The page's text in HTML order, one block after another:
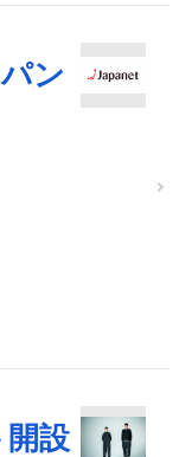
ン
開設